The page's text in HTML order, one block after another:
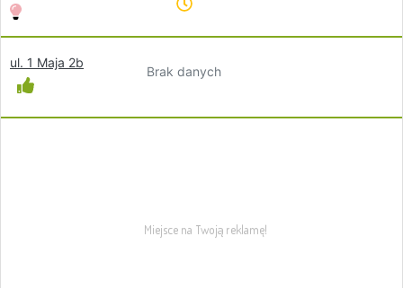
ul. 1 Maja 2b
Brak danych